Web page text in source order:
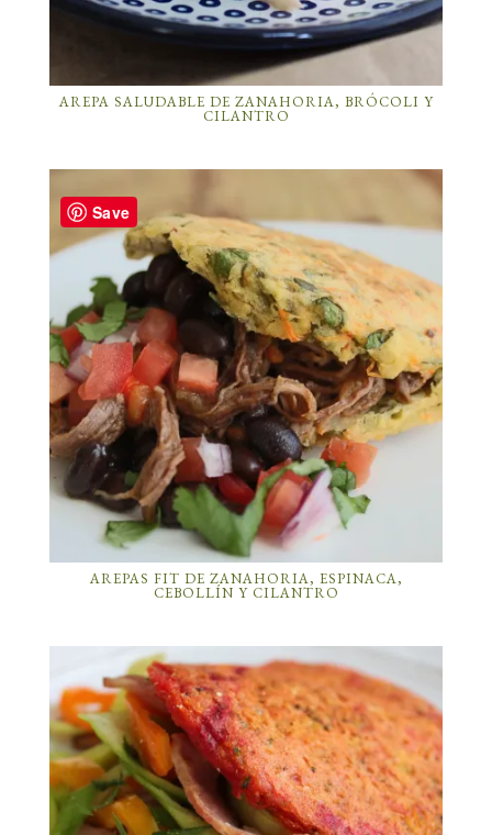
AREPA SALUDABLE DE ZANAHORIA, BRÓCOLI Y
CILANTRO
AREPAS FIT DE ZANAHORIA, ESPINACA,
CEBOLLÍN Y CILANTRO
Save